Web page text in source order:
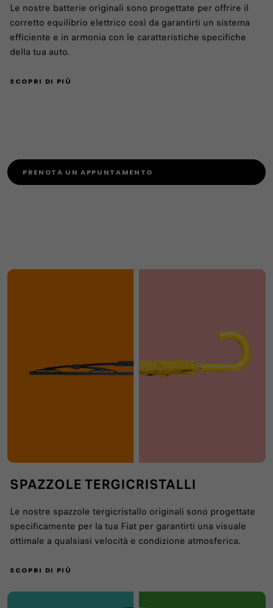
Le nostre batterie originali sono progettate per offrire il
corretto equilibrio elettrico così da garantirti un sistema
efficiente e in armonia con le caratteristiche specifiche
della tua auto.
SCOPRI DI PIÙ
PRENOTA UN APPUNTAMENTO
SPAZZOLE TERGICRISTALLI
Le nostre spazzole tergicristallo originali sono progettate
specificamente per la tua Fiat per garantirti una visuale
ottimale a qualsiasi velocità e condizione atmosferica.
SCOPRI DI PIÙ